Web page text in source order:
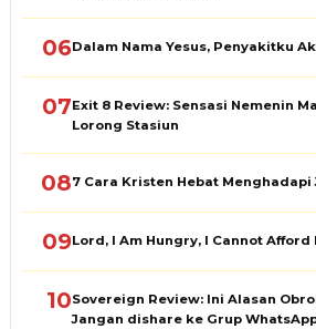
06Dalam Nama Yesus, Penyakitku
07Exit 8 Review: Sensasi Nemenin
Lorong Stasiun
087 Cara Kristen Hebat Menghadapi
09Lord, I Am Hungry, I Cannot Afford
10Sovereign Review: Ini Alasan
Jangan dishare ke Grup